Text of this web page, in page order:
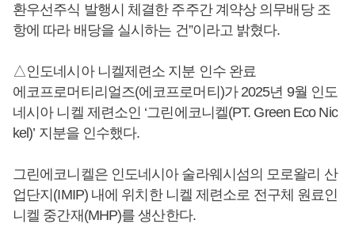
환우선주식 발행시 체결한 주주간 계약상 의무배당 조
항에 따라 배당을 실시하는 건”이라고 밝혔다.
△인도네시아 니켈제련소 지분 인수 완료
에코프로머티리얼즈(에코프로머티)가 2025년 9월 인도
네시아 니켈 제련소인 ‘그린에코니켈(PT. Green Eco Nic
kel)’ 지분을 인수했다.
그린에코니켈은 인도네시아 술라웨시섬의 모로왈리 산
업단지(IMIP) 내에 위치한 니켈 제련소로 전구체 원료인
니켈 중간재(MHP)를 생산한다.